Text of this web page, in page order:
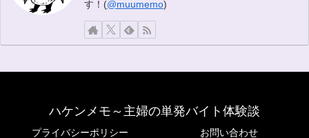
す！(@muumemo)
ハケンメモ～主婦の単発バイト体験談
プライバシーポリシー お問い合わせ